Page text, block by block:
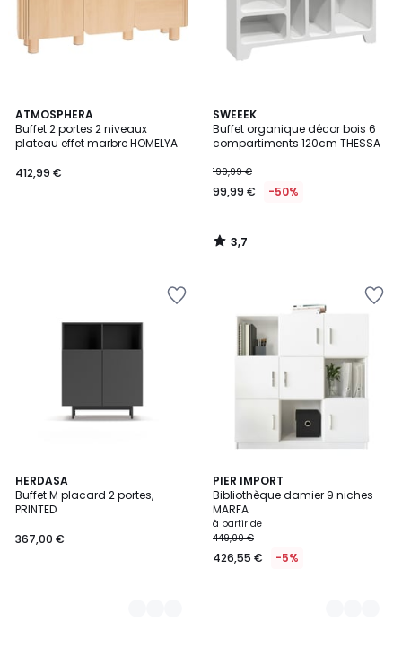
ATMOSPHERA
Buffet 2 portes 2 niveaux
plateau effet marbre HOMELYA
412,99 €
SWEEEK
Buffet organique décor bois 6
compartiments 120cm THESSA
199,99 €
99,99 € -50%
3,7
/ 5
3,7
/
HERDASA
Buffet M placard 2 portes,
PRINTED
367,00 €
5
Couleurs
PIER IMPORT
Bibliothèque damier 9 niches
MARFA
à partir de
449,00 €
426,55 € -5%
3
Couleurs